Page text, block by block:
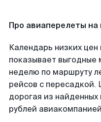
Про авиаперелеты
Календарь низких
показывает выгодные
неделю по маршруту
рейсов с пересадкой.
дорогая из
рублей